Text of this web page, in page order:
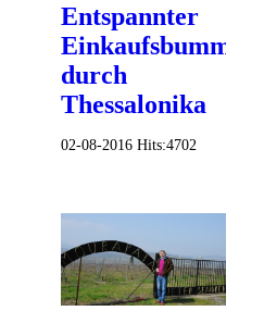
Entspannter
Einkaufsbummel
durch
Thessalonika
02-08-2016 Hits:4702